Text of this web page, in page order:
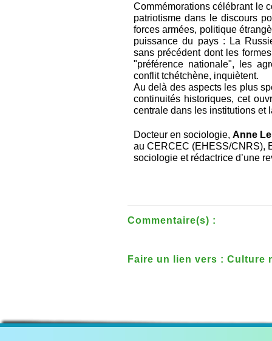
Commémorations célébrant le
patriotisme dans le discours
forces armées, politique
puissance du pays : La
sans précédent dont les
"préférence nationale", les
conflit tchétchène, inquiètent.
Au delà des aspects les plus
continuités historiques, cet
centrale dans les institutions et
Docteur en sociologie, Anne
au CERCEC (EHESS/CNRS),
sociologie et rédactrice d’une
Commentaire(s) :
Faire un lien vers : Culture